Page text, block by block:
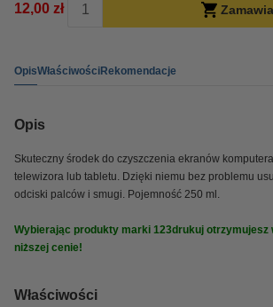
12,00 zł
OpisWłaściwościRekomendacje
Opis
Skuteczny środek do czyszczenia ekranów
telewizora lub tabletu. Dzięki niemu bez problemu
odciski palców i smugi. Pojemność 250 ml.
Wybierając produkty marki 123drukuj otrzymujesz
niższej cenie!
Właściwości